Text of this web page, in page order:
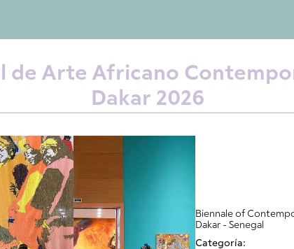
de Arte Africano
Dakar 2026
Biennale of
Dakar - Senegal
Categoría: